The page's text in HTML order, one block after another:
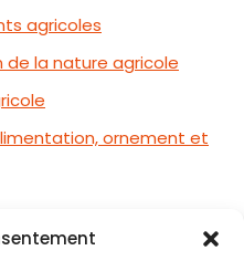
agricoles
de la nature agricole
ornement et
innovation et maîtrise